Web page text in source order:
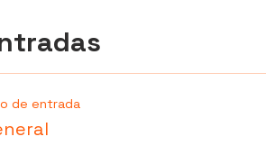
de entrada